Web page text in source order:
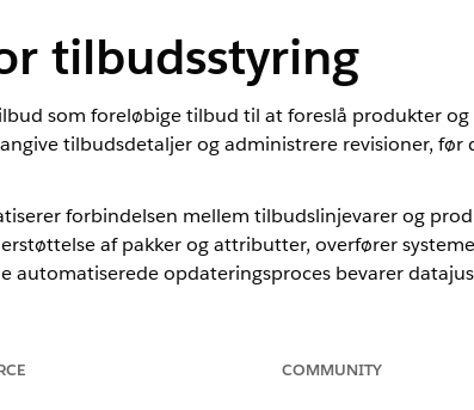
tilbudsstyring
som foreløbige tilbud til at foreslå produkter og
tilbudsdetaljer og administrere revisioner,
forbindelsen mellem tilbudslinjevarer og
af pakker og attributter, overfører
automatiserede opdateringsproces bevarer
prissætningslogik, før du afslutter en transaktion.
COMMUNITY